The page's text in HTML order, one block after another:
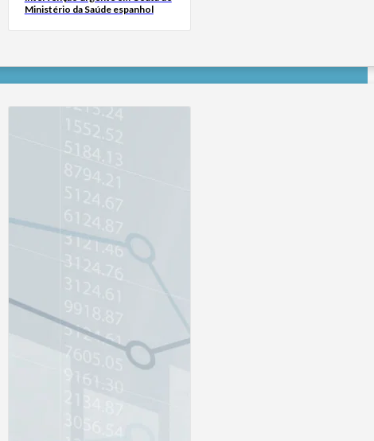
Ministério da Saúde espanhol